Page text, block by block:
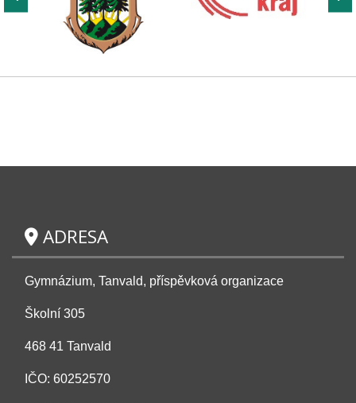
ADRESA
Gymnázium, Tanvald, příspěvková organizace
Školní 305
468 41 Tanvald
IČO: 60252570